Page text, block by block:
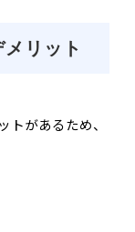
リット
があるため、